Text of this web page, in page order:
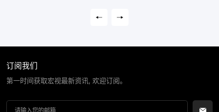
订阅我们
第一时间获取宏视最新资讯, 欢迎订阅。